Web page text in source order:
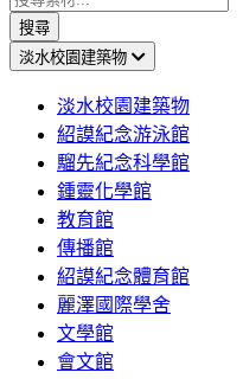
搜尋
淡水校園建築物
淡水校園建築物
紹謨紀念游泳館
騮先紀念科學館
鍾靈化學館
教育館
傳播館
紹謨紀念體育館
麗澤國際學舍
文學館
會文館